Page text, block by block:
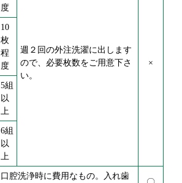
度
週２回の外注洗濯に出します
ので、必要枚数をご用意下さ
い。
×
10
枚
程
度
5組
以
上
6組
以
上
口腔洗浄時に費用なもの。入れ歯